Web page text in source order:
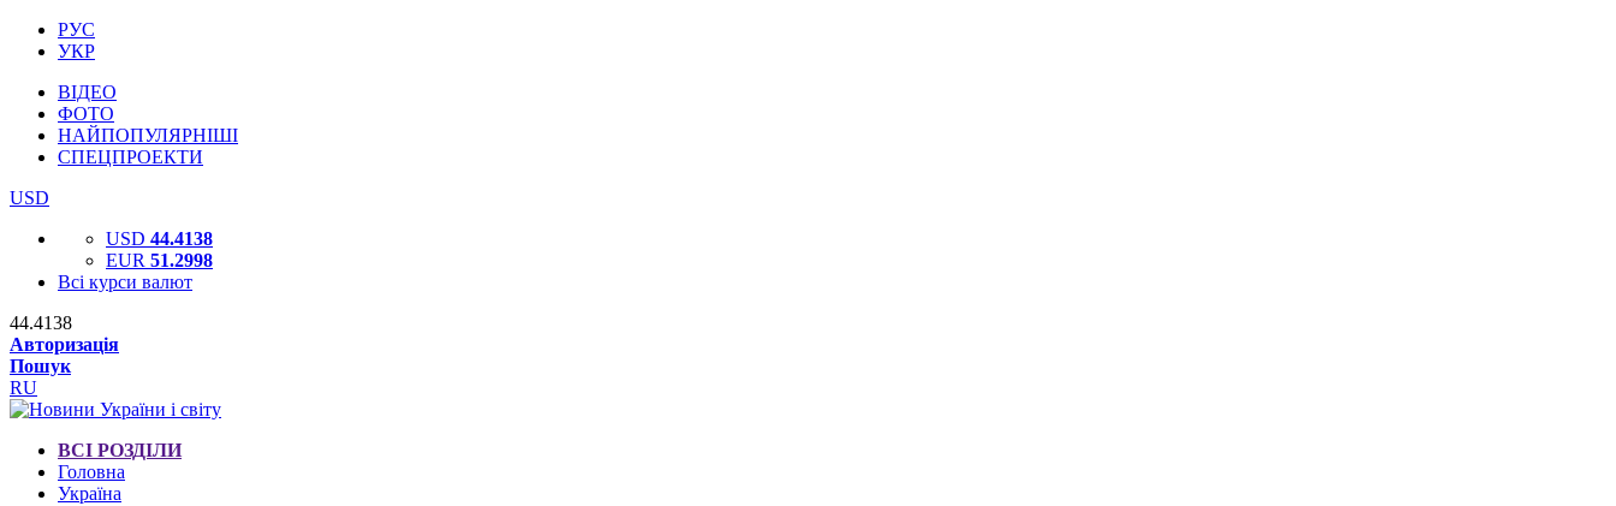
РУС
УКР
ВІДЕО
ФОТО
НАЙПОПУЛЯРНІШІ
СПЕЦПРОЕКТИ
USD
USD 44.4138
EUR 51.2998
Всі курси валют
44.4138
Авторизація
Пошук
RU
ВСІ РОЗДІЛИ
Головна
Україна